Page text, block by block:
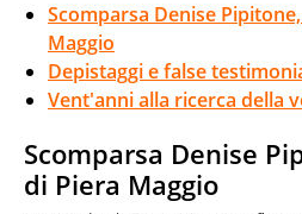
Scomparsa Denise
Maggio
Depistaggi e false
Vent'anni alla ricerca della
Scomparsa Denise
di Piera Maggio